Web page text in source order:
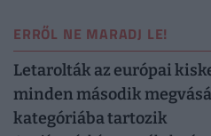
ERRŐL NE MARADJ LE!
Letarolták az európai
minden második
kategóriába tartozik